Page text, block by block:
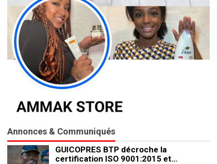
Annonces & Communiqués
GUICOPRES BTP décroche la
certification ISO 9001:2015 et…